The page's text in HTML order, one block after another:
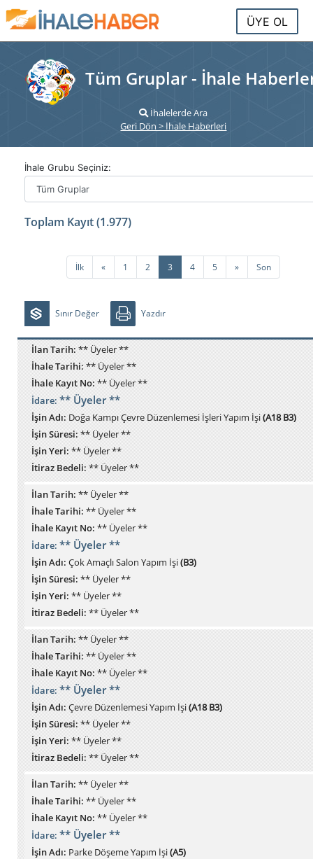
ÜYE OL
Tüm Gruplar - İhale
İhalelerde Ara
Geri Dön > İhale Haberleri
İhale Grubu Seçiniz:
Toplam Kayıt (1.977)
İlk «Önceki1 2 3 4 5 »Sonraki
Son
Sınır Değer Yazdır
İlan Tarih:** Üyeler **
İhale Tarihi:** Üyeler **
İhale Kayıt No:** Üyeler **
İdare:** Üyeler **
İşin Adı:Doğa Kampı Çevre Düzenlemesi İşleri Yapım İşi(A18 B3)
İşin Süresi:** Üyeler **
İşin Yeri:** Üyeler **
İtiraz Bedeli:** Üyeler **
İlan Tarih: ** Üyeler **
İhale Tarihi: ** Üyeler **
İhale Kayıt No: ** Üyeler **
İdare: ** Üyeler **
İşin Adı: Çok Amaçlı Salon Yapım İşi(B3)
İşin Süresi: ** Üyeler **
İşin Yeri: ** Üyeler **
İtiraz Bedeli: ** Üyeler **
İlan Tarih:** Üyeler **
İhale Tarihi:** Üyeler **
İhale Kayıt No:** Üyeler **
İdare:** Üyeler **
İşin Adı:Çevre Düzenlemesi Yapım İşi(A18 B3)
İşin Süresi:** Üyeler **
İşin Yeri:** Üyeler **
İtiraz Bedeli:** Üyeler **
İlan Tarih: ** Üyeler **
İhale Tarihi: ** Üyeler **
İhale Kayıt No: ** Üyeler **
İdare: ** Üyeler **
İşin Adı: Parke Döşeme Yapım İşi(A5)